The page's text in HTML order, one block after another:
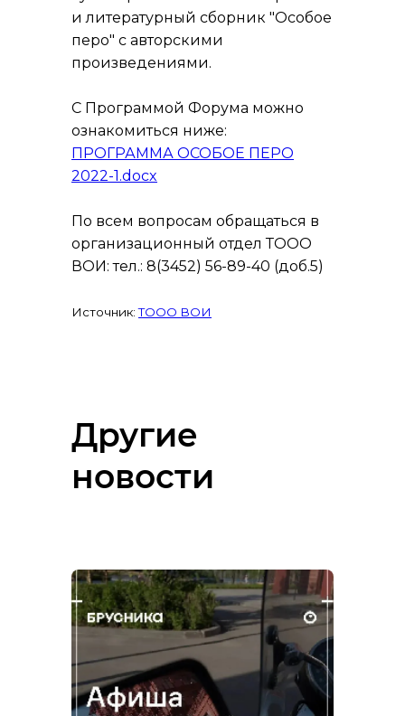
и литературный сборник "Особое
перо" с авторскими
произведениями.
С Программой Форума можно
ознакомиться ниже:
ПРОГРАММА ОСОБОЕ ПЕРО
2022-1.docx
По всем вопросам обращаться в
организационный отдел ТООО
ВОИ: тел.: 8(3452) 56-89-40 (доб.5)
Источник:ТООО ВОИ
Другие
новости